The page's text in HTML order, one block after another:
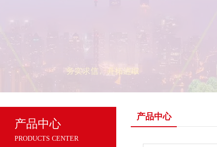
产品中心
PRODUCTS CENTER
产品中心